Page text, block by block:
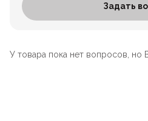
Задать
У товара пока нет вопросов, но